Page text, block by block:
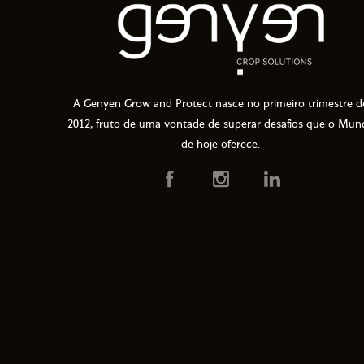
A Genyen Grow and Protect nasce no primeiro trimestre
2012, fruto de uma vontade de superar desafios que o
de hoje oferece.